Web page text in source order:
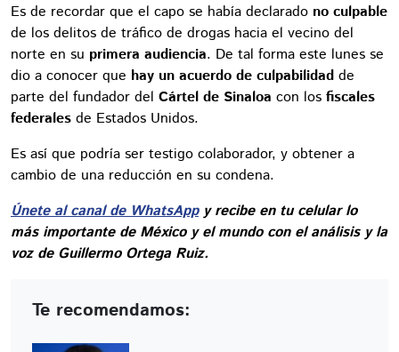
Es de recordar que el capo se había declarado no culpable
de los delitos de tráfico de drogas hacia el vecino del
norte en su primera audiencia. De tal forma este lunes se
dio a conocer que hay un acuerdo de culpabilidad de
parte del fundador del Cártel de Sinaloa con los fiscales
federales de Estados Unidos.
Es así que podría ser testigo colaborador, y obtener a
cambio de una reducción en su condena.
Únete al canal de WhatsAppy recibe en tu celular lo
más importante de México y el mundo con el análisis y la
voz de Guillermo Ortega Ruiz.
Te recomendamos: